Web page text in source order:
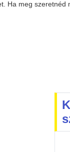
Ha meg